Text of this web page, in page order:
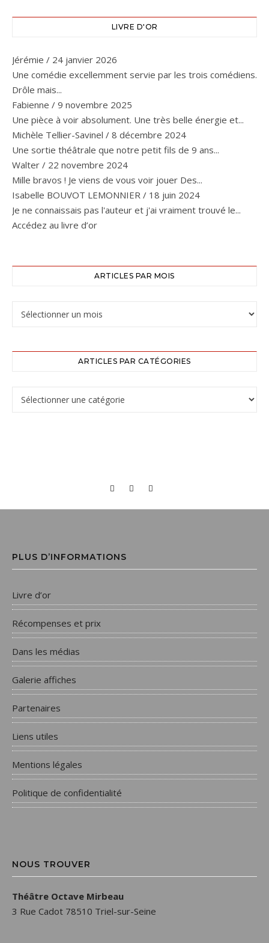
LIVRE D'OR
Jérémie / 24 janvier 2026
Une comédie excellemment servie par les trois comédiens.
Drôle mais...
Fabienne / 9 novembre 2025
Une pièce à voir absolument. Une très belle énergie et...
Michèle Tellier-Savinel / 8 décembre 2024
Une sortie théâtrale que notre petit fils de 9 ans...
Walter / 22 novembre 2024
Mille bravos ! Je viens de vous voir jouer Des...
Isabelle BOUVOT LEMONNIER / 18 juin 2024
Je ne connaissais pas l'auteur et j'ai vraiment trouvé le...
Accédez au livre d’or
ARTICLES PAR MOIS
ARTICLES PAR CATÉGORIES
PLUS D’INFORMATIONS
Livre d’or
Récompenses et prix
Dans les médias
Galerie affiches
Partenaires
Liens utiles
Mentions légales
Politique de confidentialité
NOUS TROUVER
Théâtre Octave Mirbeau
3 Rue Cadot 78510 Triel-sur-Seine